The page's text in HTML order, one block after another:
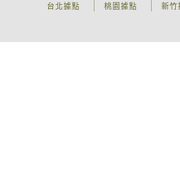
新竹
桃園據點
台北據點